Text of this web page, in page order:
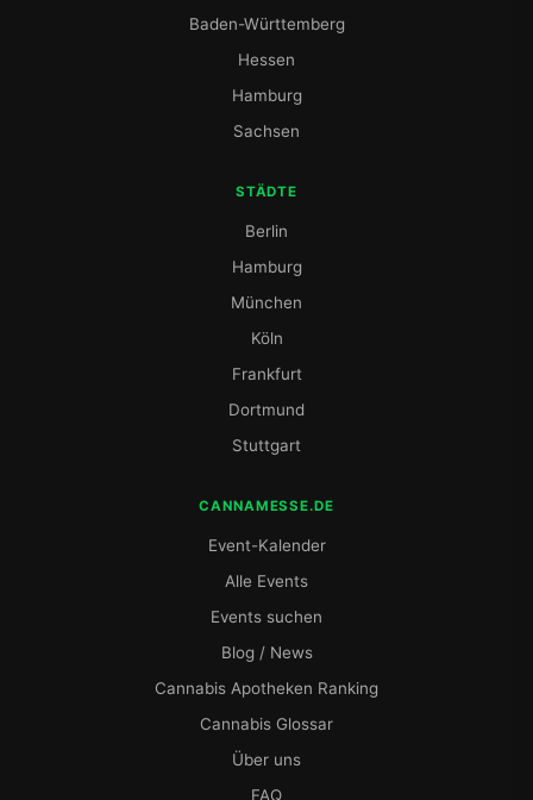
Baden-Württemberg
Hessen
Hamburg
Sachsen
STÄDTE
Berlin
Hamburg
München
Köln
Frankfurt
Dortmund
Stuttgart
CANNAMESSE.DE
Event-Kalender
Alle Events
Events suchen
Blog / News
Cannabis Apotheken Ranking
Cannabis Glossar
Über uns
FAQ